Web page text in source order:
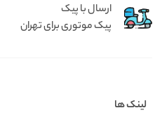
ارسال با پیک
پیک موتوری برای تهران
لینک ها